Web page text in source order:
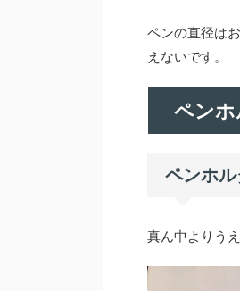
ペンの直径は
えないです。
ペンホ
ペンホ
真ん中よりう